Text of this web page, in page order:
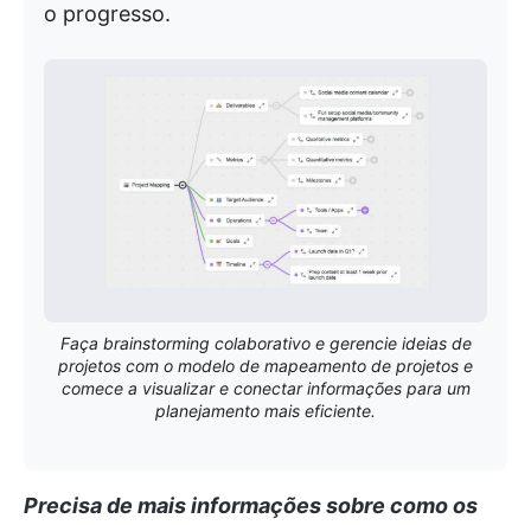
o progresso.
Faça brainstorming colaborativo e gerencie ideias de
projetos com o modelo de mapeamento de projetos e
comece a visualizar e conectar informações para um
planejamento mais eficiente.
Precisa de mais informações sobre como os